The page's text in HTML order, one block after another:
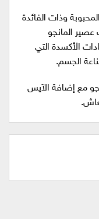
وذات الفائدة
عصير المانجو
الأكسدة التي
الجسم.
مع إضافة الآيس